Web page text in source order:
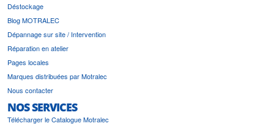
Déstockage
Blog MOTRALEC
Dépannage sur site / Intervention
Réparation en atelier
Pages locales
Marques distribuées par Motralec
Nous contacter
NOS SERVICES
Télécharger le Catalogue Motralec